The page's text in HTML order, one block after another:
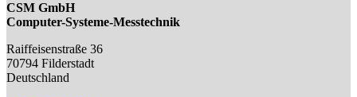
CSM GmbH
Computer-Systeme-Messtechnik
Raiffeisenstraße 36
70794 Filderstadt
Deutschland